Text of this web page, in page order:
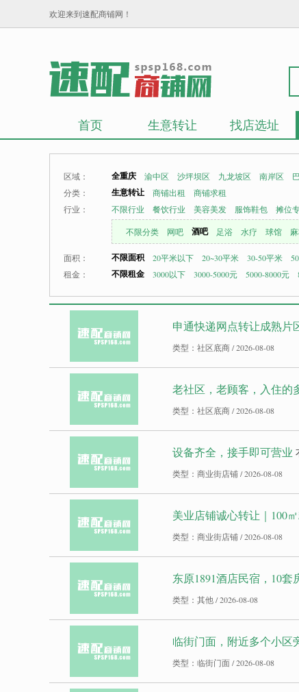
欢迎来到速配商铺网！
首页 生意转让 找店选址
区域： 全重庆 渝中区 沙坪坝区 九龙坡区 南岸区
分类：
生意转让 商铺出租
商铺求租
行业：
不限行业 餐饮行业 美容美发 服饰鞋包 摊位
不限分类 网吧 酒吧 足浴 水疗 球馆
面积： 不限面积 20平米以下 20~30平米 30-50平米
租金：
不限租金 3000以下 3000-5000元 5000-8000元
申通快递网点转让成熟片
类型：社区底商 / 2026-08-08
老社区，老顾客，入住的
类型：社区底商 / 2026-08-08
设备齐全，接手即可营业
类型：商业街店铺 / 2026-08-08
美业店铺诚心转让｜100
类型：商业街店铺 / 2026-08-08
东原1891酒店民宿，10套
类型：其他 / 2026-08-08
临街门面，附近多个小区
类型：临街门面 / 2026-08-08